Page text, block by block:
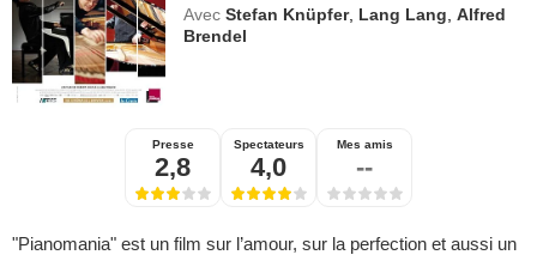
Avec Stefan Knüpfer, Lang Lang ,Alfred
Brendel
Presse
2,8
Spectateurs
4,0
Mes amis
--
"Pianomania" est un film sur l’amour, sur la perfection et aussi un